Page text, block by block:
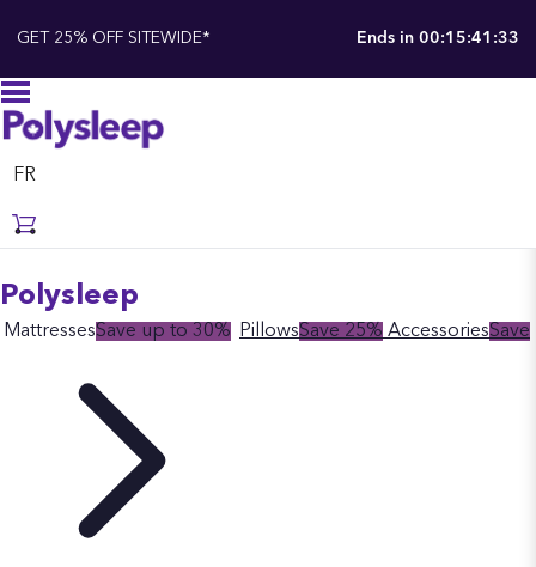
GET 25% OFF SITEWIDE* Ends in 00:15:41:32
FR
Polysleep
MattressesSave up to 30% PillowsSave 25% AccessoriesSave